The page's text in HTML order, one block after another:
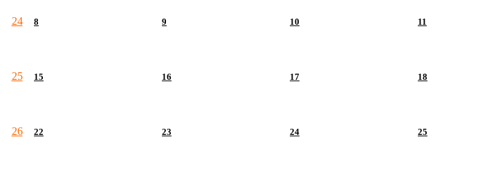
24 8 9 10 11
25 15 16 17 18
26 22 23 24 25